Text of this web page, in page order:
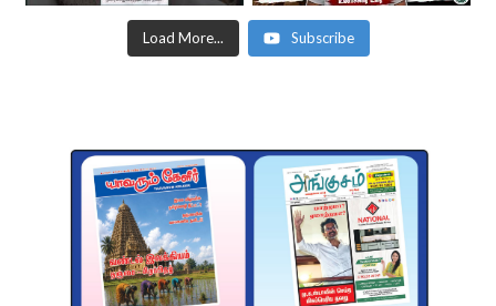
Load More... Subscribe